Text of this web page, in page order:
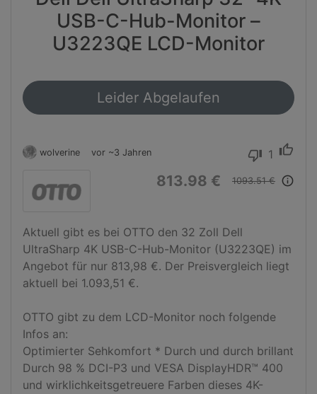
USB-C-Hub-Monitor –
U3223QE LCD-Monitor
Leider Abgelaufen
wolverine vor ~3 Jahren thumb_down 1 thumb_up
813.98 € 1093.51 € info_outline
Aktuell gibt es bei OTTO den 32 Zoll Dell
UltraSharp 4K USB-C-Hub-Monitor (U3223QE) im
Angebot für nur 813,98 €. Der Preisvergleich liegt
aktuell bei 1.093,51 €.
OTTO gibt zu dem LCD-Monitor noch folgende
Infos an:
Optimierter Sehkomfort * Durch und durch brillant
Durch 98 % DCI-P3 und VESA DisplayHDR™ 400
und wirklichkeitsgetreuere Farben dieses 4K-